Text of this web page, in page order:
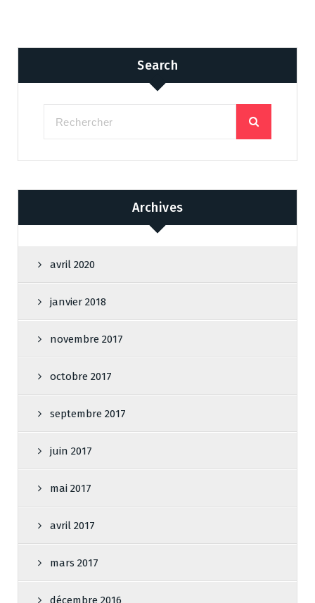
Search
Archives
avril 2020
janvier 2018
novembre 2017
octobre 2017
septembre 2017
juin 2017
mai 2017
avril 2017
mars 2017
décembre 2016